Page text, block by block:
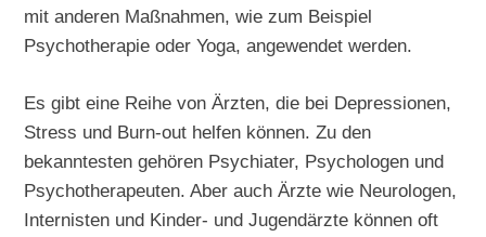
mit anderen Maßnahmen, wie zum Beispiel
Psychotherapie oder Yoga, angewendet werden.
Es gibt eine Reihe von Ärzten, die bei Depressionen,
Stress und Burn-out helfen können. Zu den
bekanntesten gehören Psychiater, Psychologen und
Psychotherapeuten. Aber auch Ärzte wie Neurologen,
Internisten und Kinder- und Jugendärzte können oft